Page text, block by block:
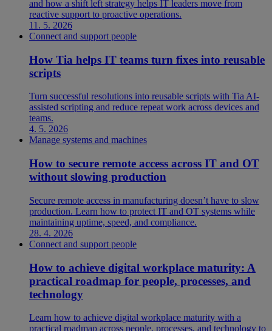
and how a shift left strategy helps IT leaders move from
reactive support to proactive operations.
11. 5. 2026
Connect and support people
How Tia helps IT teams turn fixes into reusable
scripts
Turn successful resolutions into reusable scripts with Tia AI-
assisted scripting and reduce repeat work across devices and
teams.
4. 5. 2026
Manage systems and machines
How to secure remote access across IT and OT
without slowing production
Secure remote access in manufacturing doesn’t have to slow
production. Learn how to protect IT and OT systems while
maintaining uptime, speed, and compliance.
28. 4. 2026
Connect and support people
How to achieve digital workplace maturity: A
practical roadmap for people, processes, and
technology
Learn how to achieve digital workplace maturity with a
practical roadmap across people, processes, and technology to